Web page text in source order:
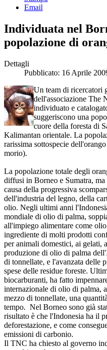
Email
Individuata nel
popolazione di
Dettagli
Pubblicato: 16 Aprile
Un team di ricercatori
dell'associazione The
individuato e
suggeriscono una
cuore della foresta di
Kalimantan orientale. La
rarissima sottospecie
morio).
La popolazione totale degli
diffusi in Borneo e Sumatra,
causa della progressiva
dell'industria del legno, della
olio. Negli ultimi anni
mondiale di olio di palma,
all'impiego alimentare come
ingrediente di molti prodotti
per animali domestici, ai gelati,
produzione di olio di palma
di tonnellate, e l'avanzata delle
spese delle residue foreste.
biocarburanti, ha fatto
internazionale di olio di palma,
mezzo di tonnellate, una
tempo. Nel Borneo sono già
risultato è che l'Indonesia ha il
deforestazione, e come
emissioni di carbonio.
Il TNC ha chiesto al governo